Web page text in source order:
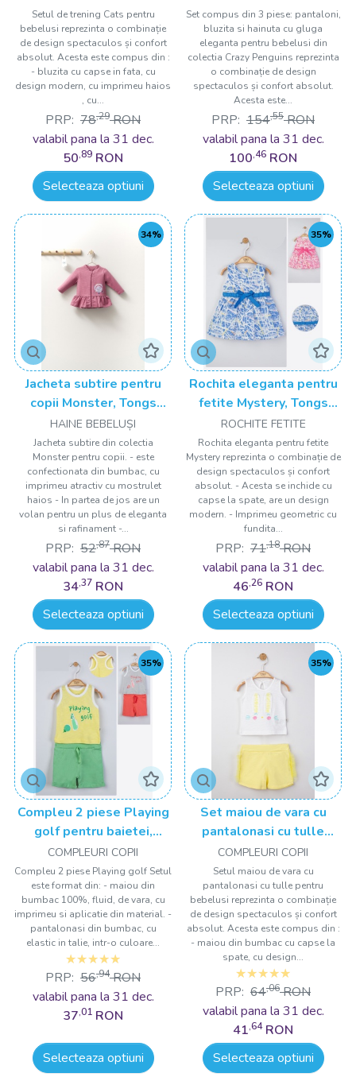
Setul de trening Cats pentru
bebelusi reprezinta o combinație
de design spectaculos și confort
absolut. Acesta este compus din :
- bluzita cu capse in fata, cu
design modern, cu imprimeu haios
, cu...
PRP: 78,29 RON
valabil pana la 31 dec.
50,89 RON
Selecteaza optiuni
bebelusi Crazy Penguins,
Tongs baby
Set compus din 3 piese: pantaloni,
bluzita si hainuta cu gluga
eleganta pentru bebelusi din
colectia Crazy Penguins reprezinta
o combinație de design
spectaculos și confort absolut.
Acesta este...
PRP: 154,55 RON
valabil pana la 31 dec.
100,46 RON
Selecteaza optiuni
34%
Jacheta subtire pentru
copii Monster, Tongs
baby
HAINE BEBELUȘI
Jacheta subtire din colectia
Monster pentru copii. - este
confectionata din bumbac, cu
imprimeu atractiv cu mostrulet
haios - In partea de jos are un
volan pentru un plus de eleganta
si rafinament -...
PRP: 52,87 RON
valabil pana la 31 dec.
34,37 RON
Selecteaza optiuni
35%
Rochita eleganta pentru
fetite Mystery, Tongs
baby
ROCHITE FETITE
Rochita eleganta pentru fetite
Mystery reprezinta o combinație de
design spectaculos și confort
absolut. - Acesta se inchide cu
capse la spate, are un design
modern. - Imprimeu geometric cu
fundita...
PRP: 71,18 RON
valabil pana la 31 dec.
46,26 RON
Selecteaza optiuni
35%
Compleu 2 piese Playing
golf pentru baietei,
Tongs baby
COMPLEURI COPII
Compleu 2 piese Playing golf Setul
este format din: - maiou din
bumbac 100%, fluid, de vara, cu
imprimeu si aplicatie din material. -
pantalonasi din bumbac, cu
elastic in talie, intr-o culoare...
PRP: 56,94 RON
valabil pana la 31 dec.
37,01 RON
Selecteaza optiuni
35%
Set maiou de vara cu
pantalonasi cu tulle
pentru bebelusi , Tongs
baby
COMPLEURI COPII
Setul maiou de vara cu
pantalonasi cu tulle pentru
bebelusi reprezinta o combinație
de design spectaculos și confort
absolut. Acesta este compus din :
- maiou din bumbac cu capse la
spate, cu design...
PRP: 64,06 RON
valabil pana la 31 dec.
41,64 RON
Selecteaza optiuni